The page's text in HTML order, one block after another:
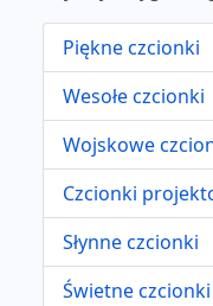
Piękne czcionki
Wesołe czcionki
Wojskowe
Czcionki
Słynne czcionki
Świetne czcionki